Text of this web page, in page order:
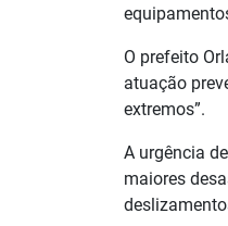
O prefeito
atuação
extremos”.
A urgência
maiores